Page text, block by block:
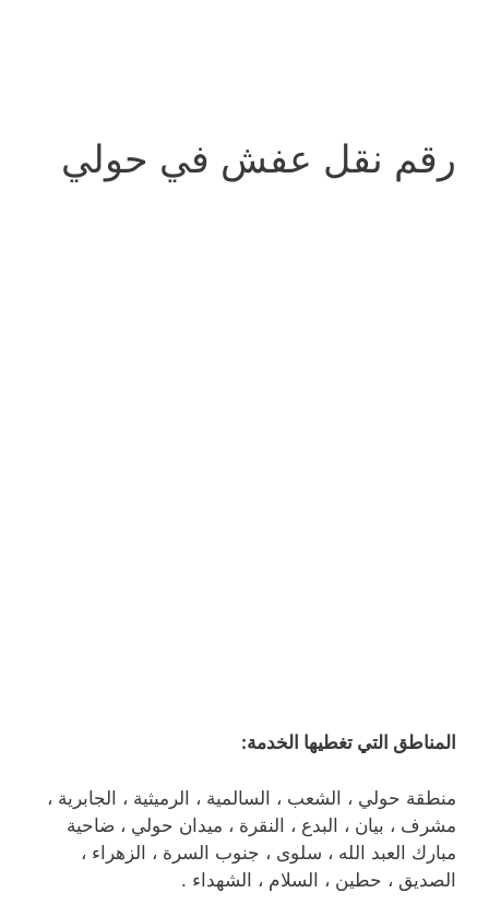
رقم نقل عفش في حولي
المناطق التي تغطيها الخدمة:
منطقة حولي ، الشعب ، السالمية ، الرميثية ، الجابرية ،
مشرف ، بيان ، البدع ، النقرة ، ميدان حولي ، ضاحية
مبارك العبد الله ، سلوى ، جنوب السرة ، الزهراء ،
الصديق ، حطين ، السلام ، الشهداء .